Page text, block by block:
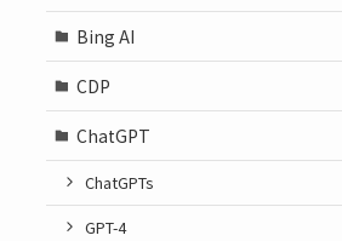
Bing AI
CDP
ChatGPT
ChatGPTs
GPT-4